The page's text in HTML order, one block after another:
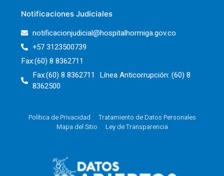
Notificaciones Judiciales
notificacionjudicial@hospitalhormiga.gov.co
+57 3123500739
Fax:(60) 8 8362711
Fax:(60) 8 8362711 Línea Anticorrupción: (60) 8
8362500
Política de Privacidad
Tratamiento de Datos Personales
Mapa del Sitio
Ley de Transparencia